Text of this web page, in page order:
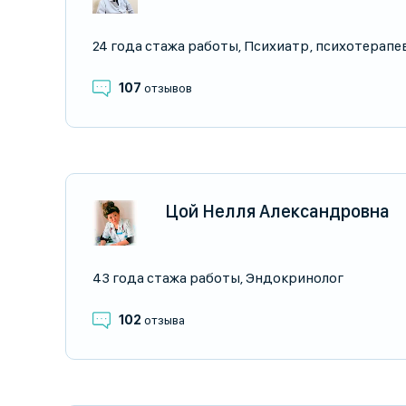
24 года стажа работы, Психиатр,
107 отзывов
Цой Нелля Александровна
43 года стажа работы,Эндокринолог
102 отзыва